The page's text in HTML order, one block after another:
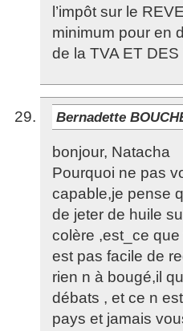
l’impôt sur le
minimum pour en
de la TVA ET DES
Bernadette
bonjour, Natacha
Pourquoi ne pas
capable,je pense
de jeter de huile
colère ,est_ce
est pas facile de
rien n à bougé,il
débats , et ce n
pays et jamais